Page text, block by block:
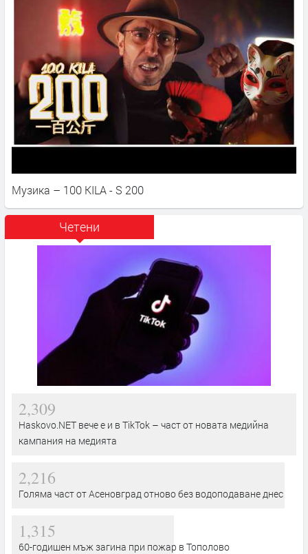
Музика – 100 KILA - S 200
Четени
2,309
Haskovo.NET вече е и в TikTok – част от новата медийна
кампания на медията
2,216
Голяма част от Асеновград отново без водоподаване днес
1,315
60-годишен мъж загина при пожар в Тополово